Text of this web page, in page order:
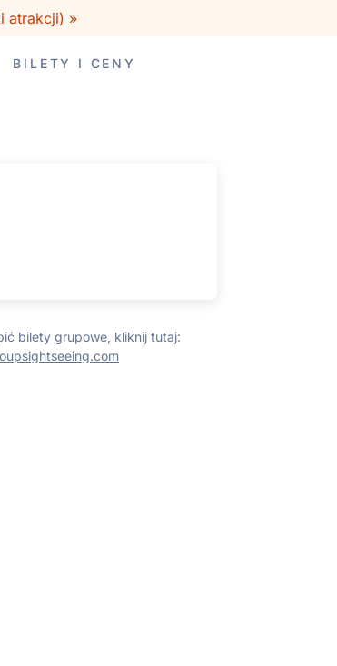
atrakcji) »
BILETY I CENY
bilety grupowe, kliknij tutaj: